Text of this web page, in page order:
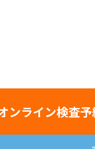
ンライン検査予